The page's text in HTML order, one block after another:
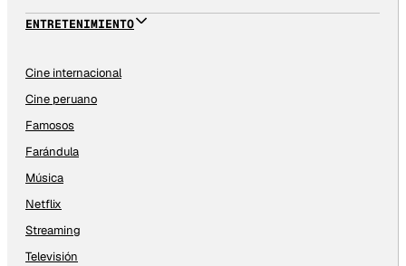
ENTRETENIMIENTO
Cine internacional
Cine peruano
Famosos
Farándula
Música
Netflix
Streaming
Televisión